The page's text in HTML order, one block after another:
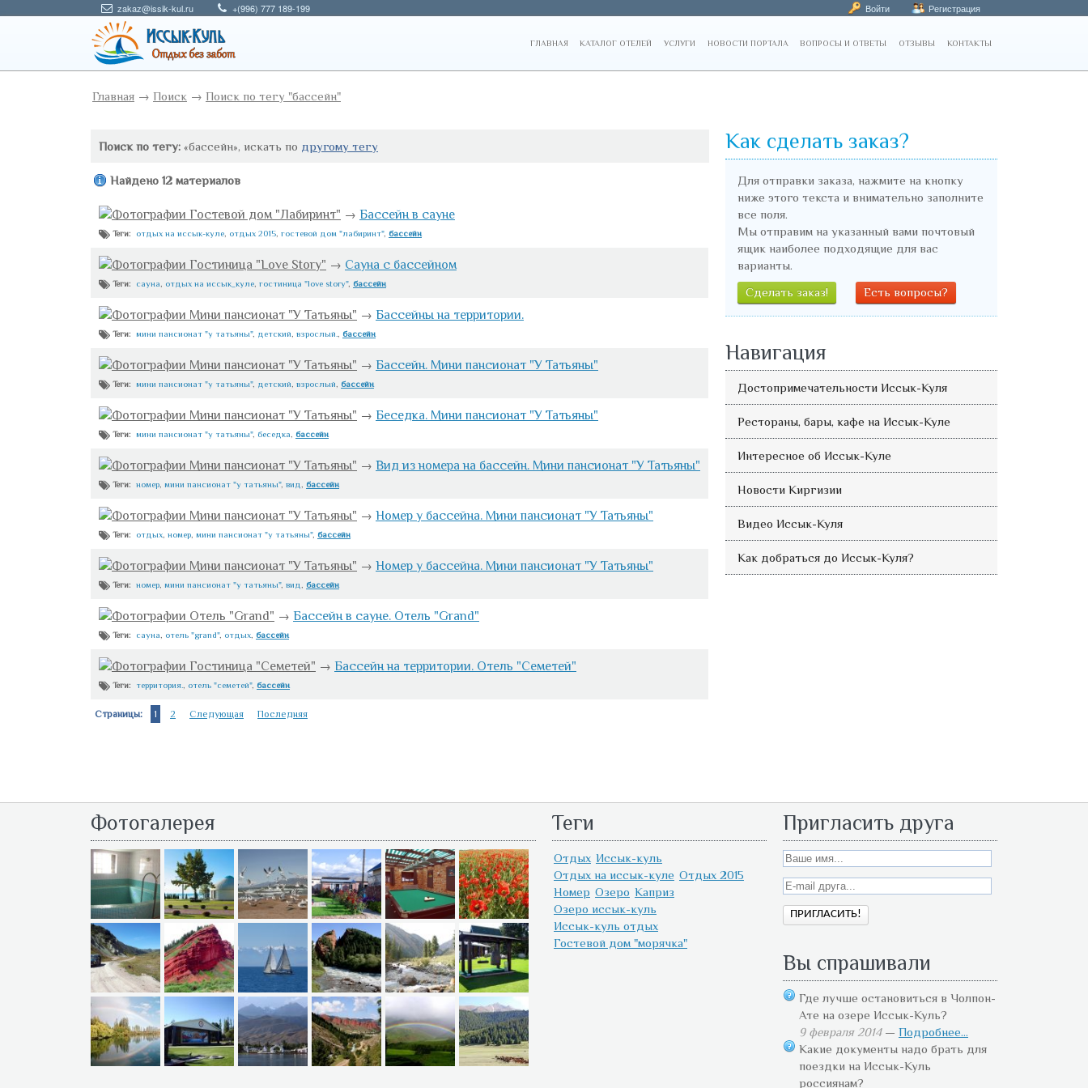
zakaz@issik-kul.ru +(996) 777 189-199 Войти Регистрация
ГЛАВНАЯ КАТАЛОГ ОТЕЛЕЙ УСЛУГИ НОВОСТИ ПОРТАЛА ВОПРОСЫ И ОТВЕТЫ ОТЗЫВЫ КОНТАКТЫ
Главная → Поиск → Поиск по тегу "бассейн"
Поиск по тегу: «бассейн», искать по другому тегу
Найдено 12 материалов
Фотографии Гостевой дом "Лабиринт" → Бассейн в сауне
Теги: отдых на иссык-куле отдых 2015 гостевой дом "лабиринт", бассейн
Фотографии Гостиница "Love Story" → Сауна с бассейном
Теги: сауна отдых на иссык_куле гостиница "love story", бассейн
Фотографии Мини пансионат "У Татьяны" → Бассейны на территории.
Теги: мини пансионат "у татьяны", детский взрослый. бассейн
Фотографии Мини пансионат "У Татьяны" → Бассейн. Мини пансионат "У Татьяны"
Теги: мини пансионат "у татьяны", детский взрослый бассейн
Фотографии Мини пансионат "У Татьяны" → Беседка. Мини пансионат "У Татьяны"
Теги: мини пансионат "у татьяны", беседка бассейн
Фотографии Мини пансионат "У Татьяны" → Вид из номера на бассейн. Мини пансионат "У Татьяны"
Теги: номер мини пансионат "у татьяны", вид бассейн
Фотографии Мини пансионат "У Татьяны" → Номер у бассейна. Мини пансионат "У Татьяны"
Теги: отдых номер мини пансионат "у татьяны", бассейн
Фотографии Мини пансионат "У Татьяны" → Номер у бассейна. Мини пансионат "У Татьяны"
Теги: номер мини пансионат "у татьяны", вид бассейн
Фотографии Отель "Grand" → Бассейн в сауне. Отель "Grand"
Теги: сауна отель "grand", отдых бассейн
Фотографии Гостиница "Семетей" → Бассейн на территории. Отель "Семетей"
Теги: территория. отель "семетей", бассейн
Страницы: 1 2 Следующая Последняя
Как сделать заказ?
Для отправки заказа, нажмите на кнопку
ниже этого текста и внимательно заполните
все поля.
Мы отправим на указанный вами почтовый
ящик наиболее подходящие для вас
варианты.
Сделать заказ!
Есть вопросы?
Навигация
Достопримечательности Иссык-Куля
Рестораны, бары, кафе на Иссык-Куле
Интересное об Иссык-Куле
Новости Киргизии
Видео Иссык-Куля
Как добраться до Иссык-Куля?
Фотогалерея Теги
Отдых Иссык-куль
Отдых на иссык-куле Отдых 2015
Номер Озеро Каприз
Озеро иссык-куль
Иссык-куль отдых
Гостевой дом "морячка"
Пригласить друга
Вы спрашивали
Где лучше остановиться в Чолпон-
Ате на озере Иссык-Куль?
9 февраля 2014— Подробнее...
Какие документы надо брать для
поездки на Иссык-Куль
россиянам?